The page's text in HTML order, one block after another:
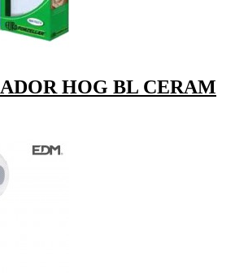
HOG BL CERAM